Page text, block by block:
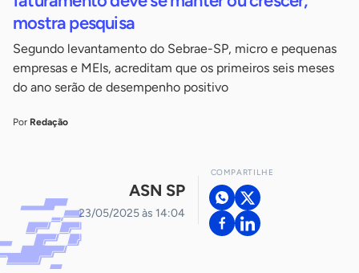
mostra pesquisa
Segundo levantamento do Sebrae-SP, micro e pequenas
empresas e MEIs, acreditam que os primeiros seis meses
do ano serão de desempenho positivo
Por Redação
ASN SP
23/05/2025 às 14:04
COMPARTILHE